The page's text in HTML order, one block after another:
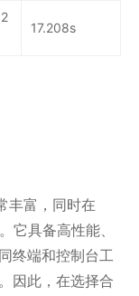
17.208s
丰富，同时在
它具备高性能、
终端和控制台工
因此，在选择合